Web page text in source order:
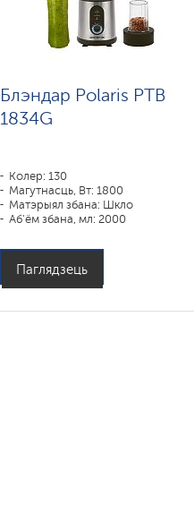
Блэндар Polaris PTB
1834G
Колер: 130
Магутнасць, Вт: 1800
Матэрыял збана: Шкло
Аб'ём збана, мл: 2000
Паглядзець